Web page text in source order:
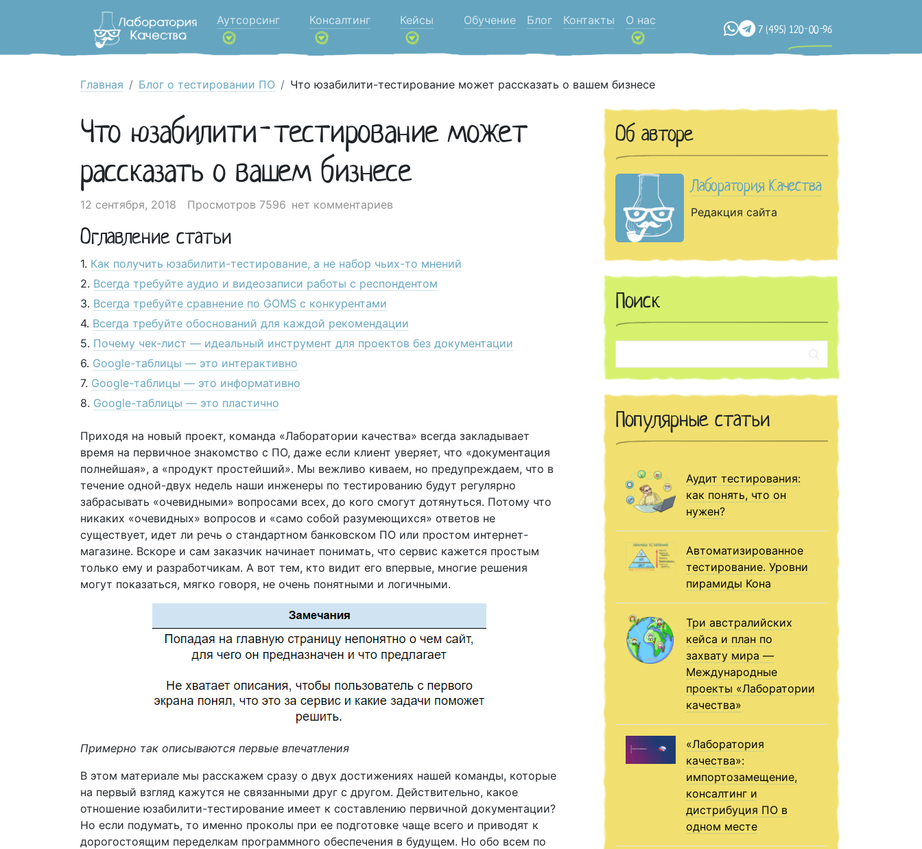
Аутсорсинг Консалтинг Кейсы Обучение Блог Контакты О нас
7 (495) 120-00-96
Главная Блог о тестировании ПО Что юзабилити-тестирование может рассказать о вашем бизнесе
Что юзабилити-тестирование может
рассказать о вашем бизнесе
12 сентября, 2018 Просмотров 7596 нет комментариев
Оглавление статьи
Как получить юзабилити-тестирование, а не набор чьих-то мнений
Всегда требуйте аудио и видеозаписи работы с респондентом
Всегда требуйте сравнение по GOMS с конкурентами
Всегда требуйте обоснований для каждой рекомендации
Почему чек-лист — идеальный инструмент для проектов без документации
Google-таблицы — это интерактивно
Google-таблицы — это информативно
Google-таблицы — это пластично
Приходя на новый проект, команда «Лаборатории качества» всегда закладывает
время на первичное знакомство с ПО, даже если клиент уверяет, что «документация
полнейшая», а «продукт простейший». Мы вежливо киваем, но предупреждаем, что в
течение одной-двух недель наши инженеры по тестированию будут регулярно
забрасывать «очевидными» вопросами всех, до кого смогут дотянуться. Потому что
никаких «очевидных» вопросов и «само собой разумеющихся» ответов не
существует, идет ли речь о стандартном банковском ПО или простом интернет-
магазине. Вскоре и сам заказчик начинает понимать, что сервис кажется простым
только ему и разработчикам. А вот тем, кто видит его впервые, многие решения
могут показаться, мягко говоря, не очень понятными и логичными.
Примерно так описываются первые впечатления
В этом материале мы расскажем сразу о двух достижениях нашей команды, которые
на первый взгляд кажутся не связанными друг с другом. Действительно, какое
отношение юзабилити-тестирование имеет к составлению первичной документации?
Но если подумать, то именно проколы при ее подготовке чаще всего и приводят к
дорогостоящим переделкам программного обеспечения в будущем. Но обо всем по
Об авторе
Лаборатория Качества
Редакция сайта
Поиск
Популярные статьи
Аудит тестирования:
как понять, что он
нужен?
Автоматизированное
тестирование. Уровни
пирамиды Кона
Три австралийских
кейса и план по
захвату мира —
Международные
проекты «Лаборатории
качества»
«Лаборатория
качества»:
импортозамещение,
консалтинг и
дистрибуция ПО в
одном месте